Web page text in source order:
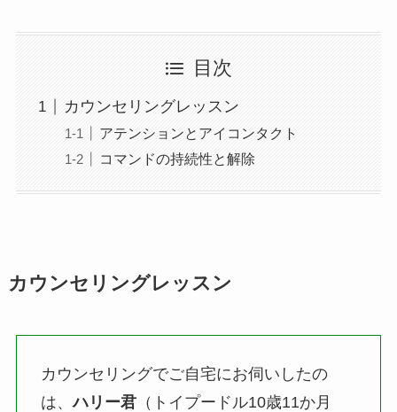
目次
カウンセリングレッスン
アテンションとアイコンタクト
コマンドの持続性と解除
カウンセリングレッスン
カウンセリングでご自宅にお伺いしたの
は、ハリー君（トイプードル10歳11か月